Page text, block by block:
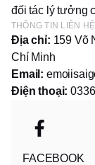
đối tác lý tưởng
THÔNG TIN LIÊN HỆ
Địa chỉ: 159 Võ
Chí Minh
Email:
Điện thoại:
FACEBOOK